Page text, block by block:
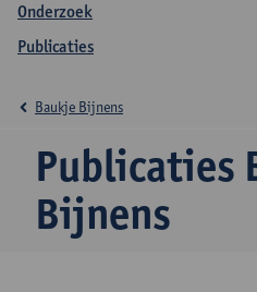
Onderzoek
Publicaties
Publicaties
Bijnens
Baukje Bijnens